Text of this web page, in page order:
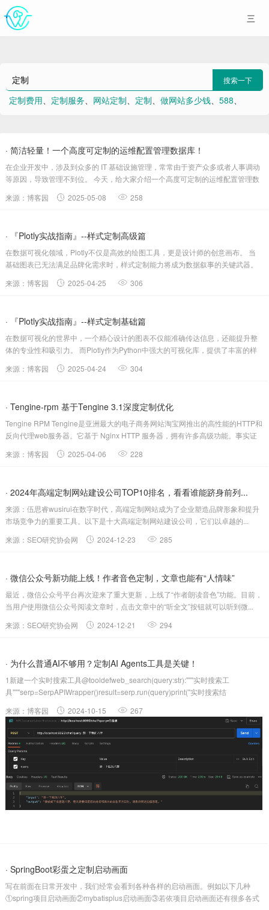
搜索一下
定制费用、 定制服务、 网站定制、 定制、 做网站多少钱、 588、
· 简洁轻量！一个高度可定制的运维配置管理数据库！
在企业开发中，涉及到众多的 IT 基础设施管理，常常由于资产众多或者人事调动
等原因，导致管理不到位。 今天，给大家介绍一个高度可定制的运维配置管理数
来源：博客园 2025-05-08 258
· 『Plotly实战指南』--样式定制高级篇
在数据可视化领域，Plotly不仅是高效的绘图工具，更是设计师的创意画布。 当
基础图表已无法满足品牌化需求时，样式定制能力将成为数据叙事的关键武器。
来源：博客园 2025-04-25 306
· 『Plotly实战指南』--样式定制基础篇
在数据可视化的世界中，一个精心设计的图表不仅能准确传达信息，还能提升整
体的专业性和吸引力。 而Plotly作为Python中强大的可视化库，提供了丰富的样
来源：博客园 2025-04-24 304
· Tengine-rpm 基于Tengine 3.1深度定制优化
Tengine RPM Tengine是亚洲最大的电子商务网站淘宝网推出的高性能的HTTP和
反向代理web服务器。它基于 Nginx HTTP 服务器，拥有许多高级功能。事实证
来源：博客园 2025-04-06 228
· 2024年高端定制网站建设公司TOP10排名，看看谁能跻身前列...
来源：伍思睿wusirui在数字时代，高端定制网站成为了企业塑造品牌形象和提升
市场竞争力的重要工具。以下是十大高端定制网站建设公司，它们以卓越的...
来源：SEO研究协会网
2024-12-23 285
· 微信公众号新功能上线！作者音色定制，文章也能有“人情味”
最近，微信公众号平台再次迎来了重大更新，上线了“作者朗读音色”功能。目前，
当用户使用微信公众号阅读文章时，点击文章中的“听全文”按钮就可以听到微...
来源：SEO研究协会网
2024-12-21 294
· 为什么普通AI不够用？定制AI Agents工具是关键！
1新建一个实时搜索工具@tooldefweb_search(query:str):"""实时搜索工
具"""serp=SerpAPIWrapper()result=serp.run(query)print("实时搜索结
来源：博客园 2024-10-15 267
· SpringBoot彩蛋之定制启动画面
写在前面在日常开发中，我们经常会看到各种各样的启动画面。例如以下几种
①spring项目启动画面②mybatisplus启动画面③若依项目启动画面还有很多各式